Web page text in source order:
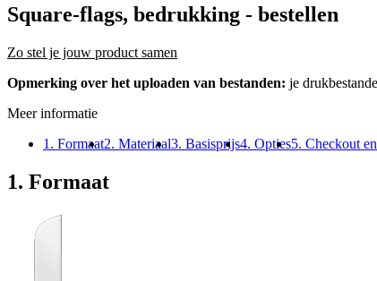
Square-flags, bedrukking - bestellen
Zo stel je jouw product samen
Opmerking over het uploaden van bestanden: je
Meer informatie
1. Formaat2. Materiaal3. Basisprijs4. Opties5. Checkout
1. Formaat